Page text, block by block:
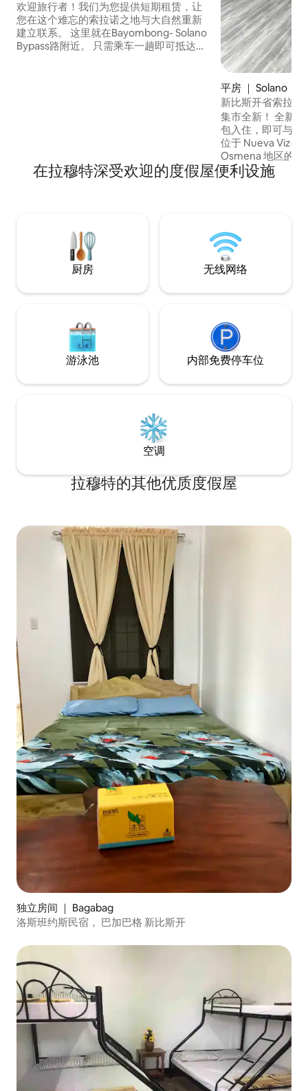
欢迎旅行者！我们为您提供短期租赁，让
您在这个难忘的索拉诺之地与大自然重新
建立联系。 这里就在Bayombong- Solano
Bypass路附近。 只需乘车一趟即可抵达一
平房 ｜ Solano
新比斯开省索拉诺
集市全新！ 全新
包入住，即可与家
位于 Nueva
Osmena 地区的
Homapa 街交叉
区宁静祥和，适
路程。 享受宽敞
在拉穆特深受欢迎的度假屋便利设施
厨房 无线网络
游泳池 内部免费停车位
空调
拉穆特的其他优质度假屋
独立房间 ｜ Bagabag
洛斯班约斯民宿， 巴加巴格 新比斯开